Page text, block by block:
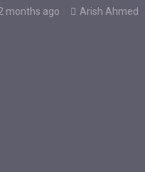
months ago Arish Ahmed